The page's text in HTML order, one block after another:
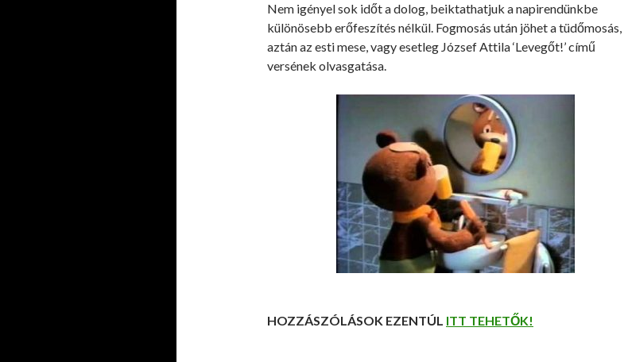
Nem igényel sok időt a dolog, beiktathatjuk a napirendünkbe
különösebb erőfeszítés nélkül. Fogmosás után jöhet a tüdőmosás,
aztán az esti mese, vagy esetleg József Attila ‘Levegőt!’ című
versének olvasgatása.
HOZZÁSZÓLÁSOK EZENTÚL ITT TEHETŐK!